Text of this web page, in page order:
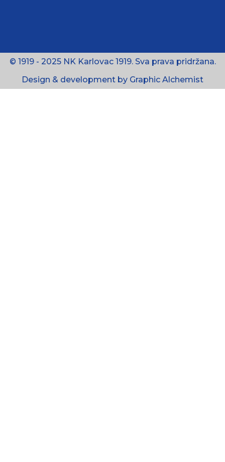
© 1919 - 2025 NK Karlovac 1919. Sva prava pridržana.
Design & development by Graphic Alchemist